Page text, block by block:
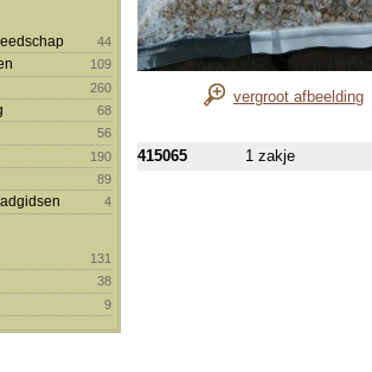
44
109
260
68
56
190
89
4
131
38
9
vergroot afbeelding
415065 1 zakje